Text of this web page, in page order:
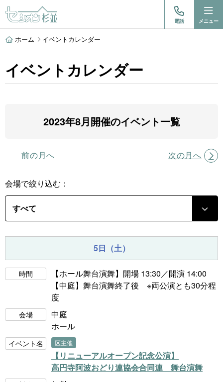
電話 メニュー
ホーム イベントカレンダー
イベントカレンダー
前の月へ
2023年8月開催のイベント一覧
次の月へ
会場で絞り込む：
5日（土）
時間
【ホール舞台演舞】開場 13:30／開演 14:00
【中庭】舞台演舞終了後 ※両公演とも30分程
度
会場
中庭
ホール
イベント名 区主催
【リニューアルオープン記念公演】
高円寺阿波おどり連協会合同連 舞台演舞